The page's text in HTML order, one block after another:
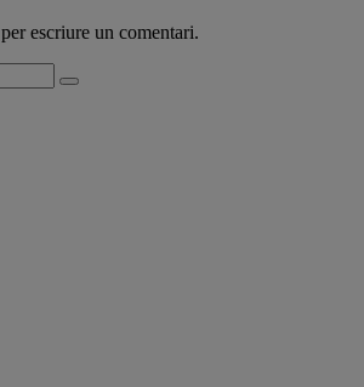
per escriure un comentari.